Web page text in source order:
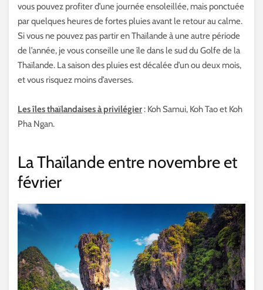
vous pouvez profiter d’une journée ensoleillée, mais ponctuée
par quelques heures de fortes pluies avant le retour au calme.
Si vous ne pouvez pas partir en Thaïlande à une autre période
de l’année, je vous conseille une île dans le sud du Golfe de la
Thaïlande. La saison des pluies est décalée d’un ou deux mois,
et vous risquez moins d’averses.
Les îles thaïlandaises à privilégier: Koh Samui, Koh Tao et Koh
Pha Ngan.
La Thaïlande entre novembre et
février